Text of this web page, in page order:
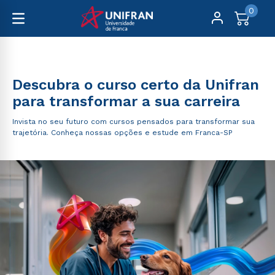
0
Descubra o curso certo da Unifran
para transformar a sua carreira
Invista no seu futuro com cursos pensados para transformar sua
trajetória. Conheça nossas opções e estude em Franca-SP